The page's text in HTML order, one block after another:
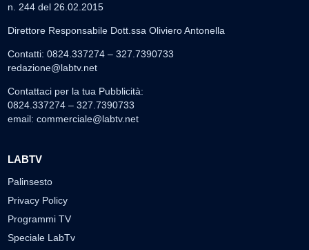
n. 244 del 26.02.2015
Direttore Responsabile Dott.ssa Oliviero Antonella
Contatti: 0824.337274 – 327.7390733
redazione@labtv.net
Contattaci per la tua Pubblicità:
0824.337274 – 327.7390733
email: commerciale@labtv.net
LABTV
Palinsesto
Privacy Policy
Programmi TV
Speciale LabTv